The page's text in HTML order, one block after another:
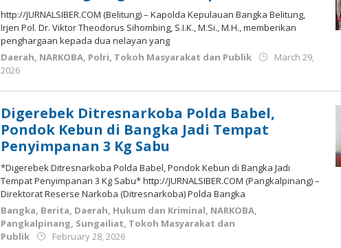
http://JURNALSIBER.COM (Belitung) – Kapolda Kepulauan Bangka Belitung,
Irjen Pol. Dr. Viktor Theodorus Sihombing, S.I.K., M.Si., M.H., memberikan
penghargaan kepada dua nelayan yang
Daerah, NARKOBA, Polri, Tokoh Masyarakat dan Publik
March 29,
2026
Digerebek Ditresnarkoba Polda Babel,
Pondok Kebun di Bangka Jadi Tempat
Penyimpanan 3 Kg Sabu
*Digerebek Ditresnarkoba Polda Babel, Pondok Kebun di Bangka Jadi
Tempat Penyimpanan 3 Kg Sabu* http://JURNALSIBER.COM (Pangkalpinang) –
Direktorat Reserse Narkoba (Ditresnarkoba) Polda Bangka
Bangka, Berita, Daerah, Hukum dan Kriminal, NARKOBA,
Pangkalpinang, Sungailiat, Tokoh Masyarakat dan
Publik
February 28, 2026